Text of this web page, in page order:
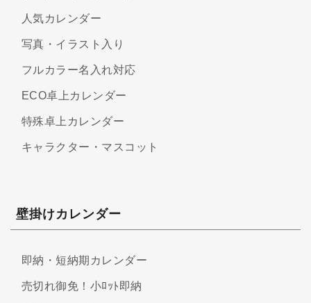
人気カレンダー
写真・イラスト入り
フルカラー名入れ対応
ECO卓上カレンダー
特殊卓上カレンダー
キャラクター・マスコット
壁掛けカレンダー
即納・短納期カレンダー
売切れ御免！小ﾛｯﾄ即納